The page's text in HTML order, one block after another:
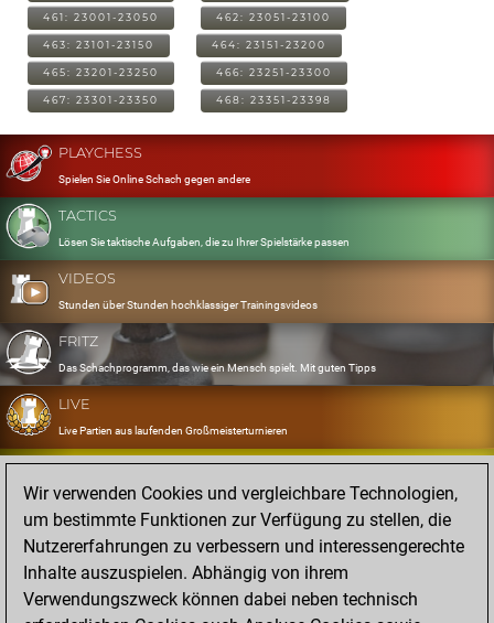
461: 23001-23050 462: 23051-23100
463: 23101-23150 464: 23151-23200
465: 23201-23250 466: 23251-23300
467: 23301-23350 468: 23351-23398
PLAYCHESS
Spielen Sie Online Schach gegen andere
TACTICS
Lösen Sie taktische Aufgaben, die zu Ihrer Spielstärke passen
VIDEOS
Stunden über Stunden hochklassiger Trainingsvideos
FRITZ
Das Schachprogramm, das wie ein Mensch spielt. Mit guten Tipps
LIVE
Live Partien aus laufenden Großmeisterturnieren
OPENINGS
Erfassen und Üben Sie Ihr Eröffnungsrepertoire
DATABASE
Acht Millionen starke Partien
MYGAMES
Speichern und analysieren Sie eigene Partien in der Cloud
Wir verwenden Cookies und vergleichbare Technologien,
um bestimmte Funktionen zur Verfügung zu stellen, die
Nutzererfahrungen zu verbessern und interessengerechte
Inhalte auszuspielen. Abhängig von ihrem
Verwendungszweck können dabei neben technisch